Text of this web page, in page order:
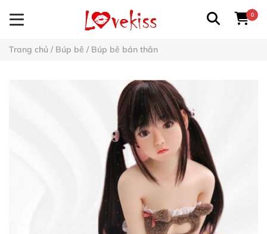
0
Trang chủ / Búp bê / Búp bê bán thân